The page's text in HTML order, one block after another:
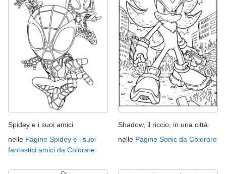
Spidey e i suoi amici
nelle Pagine Spidey e i suoi
fantastici amici da Colorare
Shadow, il riccio, in una città
nelle Pagine Sonic da Colorare